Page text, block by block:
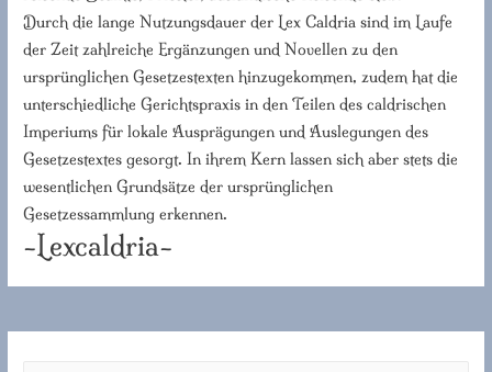
Durch die lange Nutzungsdauer der Lex Caldria sind im Laufe
der Zeit zahlreiche Ergänzungen und Novellen zu den
ursprünglichen Gesetzestexten hinzugekommen, zudem hat die
unterschiedliche Gerichtspraxis in den Teilen des caldrischen
Imperiums für lokale Ausprägungen und Auslegungen des
Gesetzestextes gesorgt. In ihrem Kern lassen sich aber stets die
wesentlichen Grundsätze der ursprünglichen
Gesetzessammlung erkennen.
-Lexcaldria-